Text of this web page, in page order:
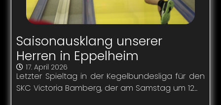
Saisonausklang unserer
Herren in Eppelheim
17. April 2026
Letzter Spieltag in der Kegelbundesliga für den
SKC Victoria Bamberg, der am Samstag um 12...